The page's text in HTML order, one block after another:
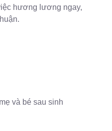
hương lương ngay,
và bé sau sinh